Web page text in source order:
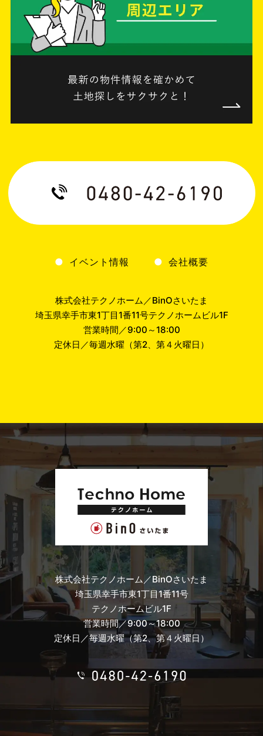
イベント情報 会社概要
株式会社テクノホーム／BinOさいたま
埼玉県幸手市東1丁目1番11号テクノホームビル1F
営業時間／9:00～18:00
定休日／毎週水曜（第2、第４火曜日）
株式会社テクノホーム／BinOさいたま
埼玉県幸手市東1丁目1番11号
テクノホームビル1F
営業時間／9:00～18:00
定休日／毎週水曜（第2、第４火曜日）